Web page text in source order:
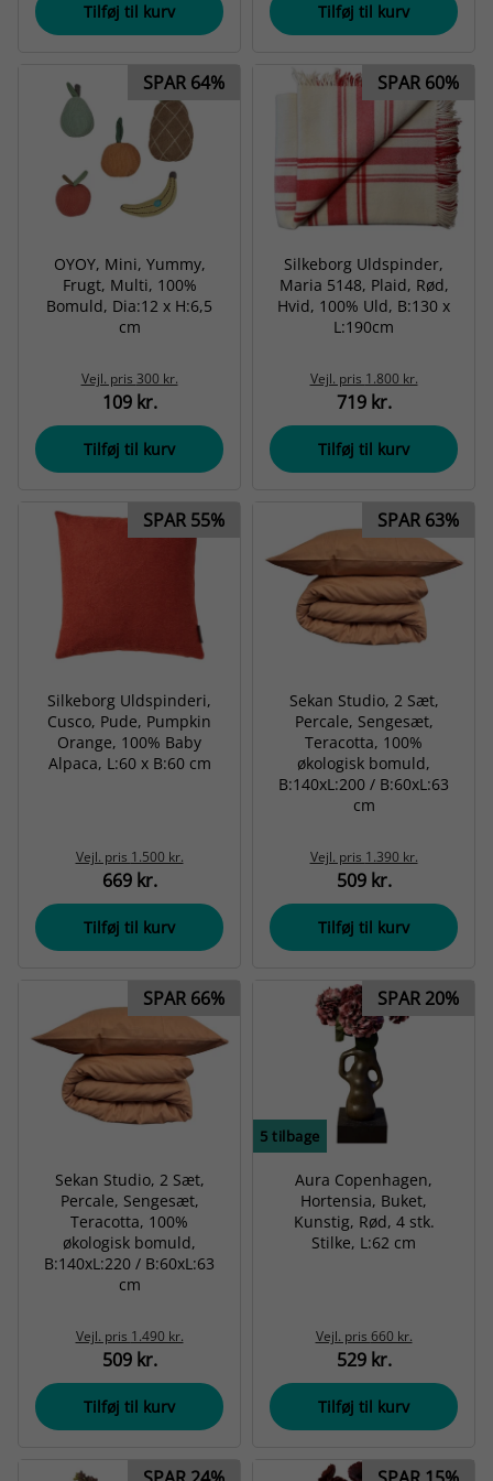
Tilføj til kurv Tilføj til kurv
SPAR 64%
OYOY, Mini, Yummy,
Frugt, Multi, 100%
Bomuld, Dia:12 x H:6,5
cm
Vejl. pris 300 kr.
109 kr.
Tilføj til kurv
SPAR 60%
Silkeborg Uldspinder,
Maria 5148, Plaid, Rød,
Hvid, 100% Uld, B:130 x
L:190cm
Vejl. pris 1.800 kr.
719 kr.
Tilføj til kurv
SPAR 55%
Silkeborg Uldspinderi,
Cusco, Pude, Pumpkin
Orange, 100% Baby
Alpaca, L:60 x B:60 cm
Vejl. pris 1.500 kr.
669 kr.
Tilføj til kurv
SPAR 63%
Sekan Studio, 2 Sæt,
Percale, Sengesæt,
Teracotta, 100%
økologisk bomuld,
B:140xL:200 / B:60xL:63
cm
Vejl. pris 1.390 kr.
509 kr.
Tilføj til kurv
SPAR 66%
Sekan Studio, 2 Sæt,
Percale, Sengesæt,
Teracotta, 100%
økologisk bomuld,
B:140xL:220 / B:60xL:63
cm
Vejl. pris 1.490 kr.
509 kr.
Tilføj til kurv
5 tilbage
SPAR 20%
Aura Copenhagen,
Hortensia, Buket,
Kunstig, Rød, 4 stk.
Stilke, L:62 cm
Vejl. pris 660 kr.
529 kr.
Tilføj til kurv